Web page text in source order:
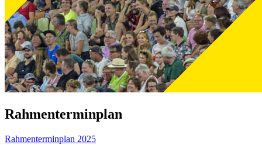
Rahmenterminplan
Rahmenterminplan 2025